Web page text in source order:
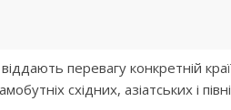
перевагу конкретній
східних, азіатських і